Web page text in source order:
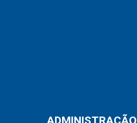
ADMINISTRAÇÃO